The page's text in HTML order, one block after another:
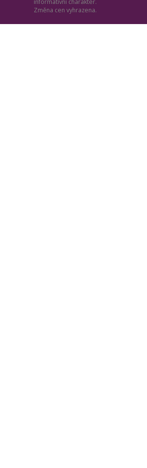
informativní charakter.
Změna cen vyhrazena.